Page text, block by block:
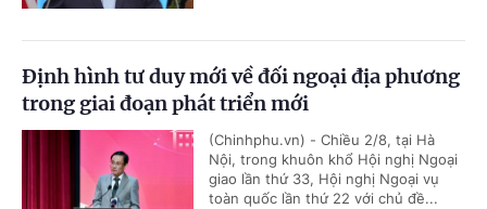
Định hình tư duy mới về đối ngoại địa phương
trong giai đoạn phát triển mới
(Chinhphu.vn) - Chiều 2/8, tại Hà
Nội, trong khuôn khổ Hội nghị Ngoại
giao lần thứ 33, Hội nghị Ngoại vụ
toàn quốc lần thứ 22 với chủ đề...